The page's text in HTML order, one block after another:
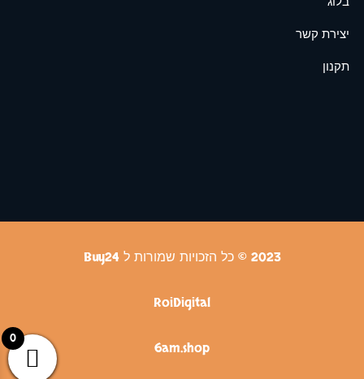
יצירת קשר
תקנון
2023 © כל הזכויות שמורות ל Buy24
RoiDigital
6am.shop
0